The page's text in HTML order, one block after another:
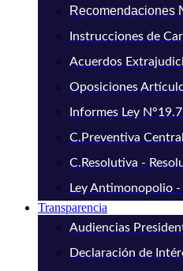
Recomendaciones
Instrucciones de
Acuerdos
Oposiciones
Informes Ley
C.Preventiva
C.Resolutiva -
Ley Antimonopolio
Transparencia
Audiencias
Declaración de